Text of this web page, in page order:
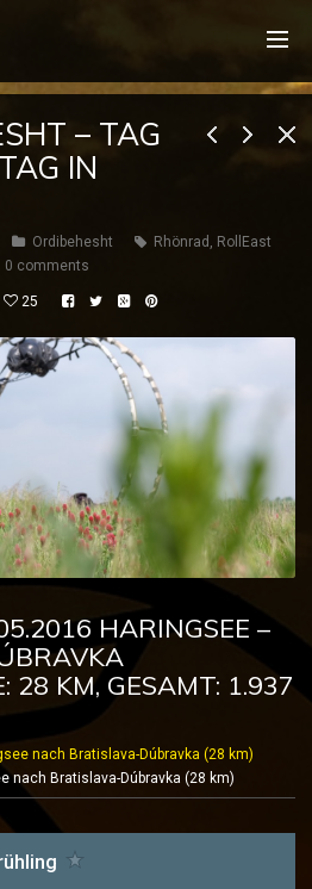
– TAG
IN
Ordibehesht Rhönrad , RollEast
0 comments
25
HARINGSEE –
28 KM, GESAMT: 1.937
nach Bratislava-Dúbravka (28 km)